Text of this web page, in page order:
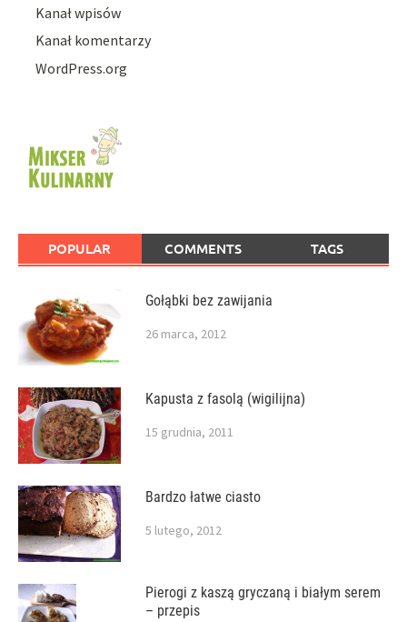
Kanał wpisów
Kanał komentarzy
WordPress.org
POPULAR COMMENTS TAGS
Gołąbki bez zawijania
26 marca, 2012
Kapusta z fasolą (wigilijna)
15 grudnia, 2011
Bardzo łatwe ciasto
5 lutego, 2012
Pierogi z kaszą gryczaną i białym serem
– przepis